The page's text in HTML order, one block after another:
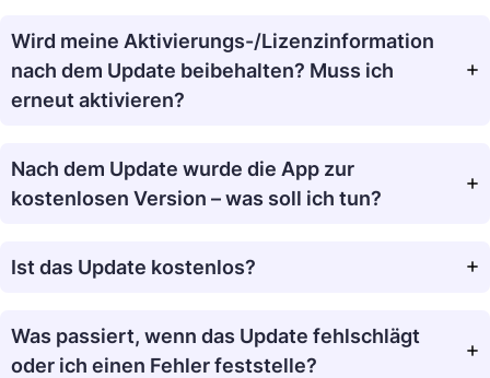
Wird meine Aktivierungs-/Lizenzinformation
nach dem Update beibehalten? Muss ich
erneut aktivieren?
Nach dem Update wurde die App zur
kostenlosen Version – was soll ich tun?
Ist das Update kostenlos?
Was passiert, wenn das Update fehlschlägt
oder ich einen Fehler feststelle?